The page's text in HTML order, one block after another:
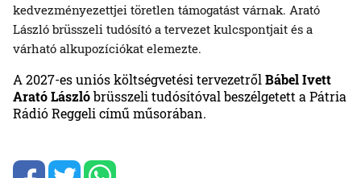
kedvezményezettjei töretlen támogatást várnak. Arató
László brüsszeli tudósító a tervezet kulcspontjait és a
várható alkupozíciókat elemezte.
A 2027-es uniós költségvetési tervezetről Bábel Ivett
Arató Lászlóbrüsszeli tudósítóval beszélgetett a Pátria
Rádió Reggeli című műsorában.